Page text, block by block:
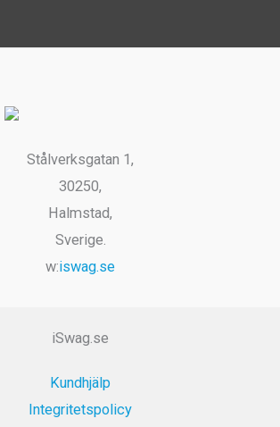
på
produktsidan
Stålverksgatan 1,
30250,
Halmstad,
Sverige.
w:iswag.se
iSwag.se
Kundhjälp
Integritetspolicy